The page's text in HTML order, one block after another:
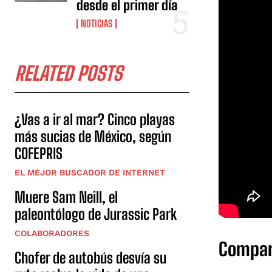
desde el primer día
NOTICIAS
RELATED POSTS
¿Vas a ir al mar? Cinco playas
más sucias de México, según
COFEPRIS
EL MEJOR BUSCADOR DE INTERNET
Muere Sam Neill, el
paleontólogo de Jurassic Park
COLABORADORES
Chofer de autobús desvía su